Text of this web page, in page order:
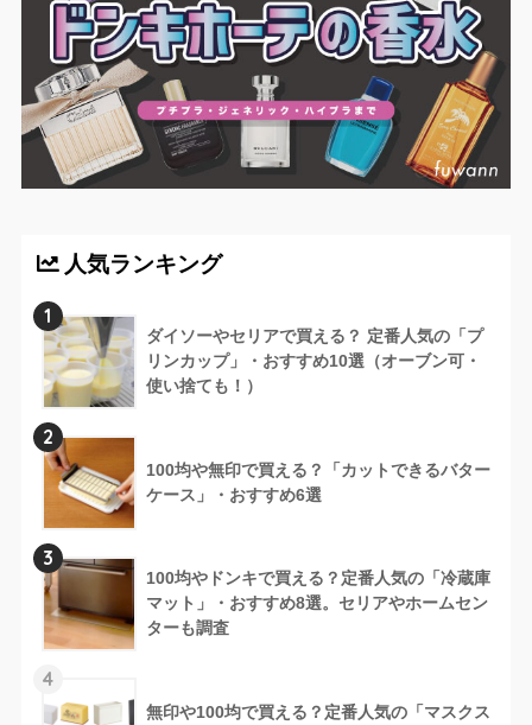
人気ランキング
1
ダイソーやセリアで買える？ 定番人気の「プ
リンカップ」・おすすめ10選（オーブン可・
使い捨ても！）
2
100均や無印で買える？「カットできるバター
ケース」・おすすめ6選
3
100均やドンキで買える？定番人気の「冷蔵庫
マット」・おすすめ8選。セリアやホームセン
ターも調査
4
無印や100均で買える？定番人気の「マスクス